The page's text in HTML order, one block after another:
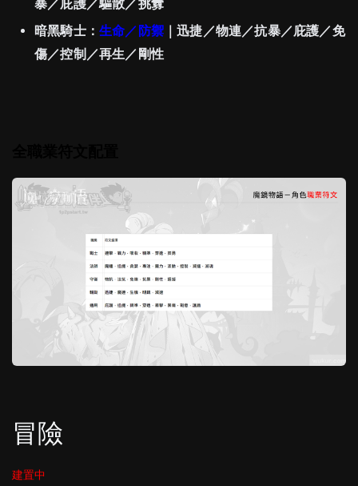
暗黑騎士： 生命／防禦 ｜迅捷／物連／抗暴／庇護／免
傷／控制／再生／剛性
冒險
建置中